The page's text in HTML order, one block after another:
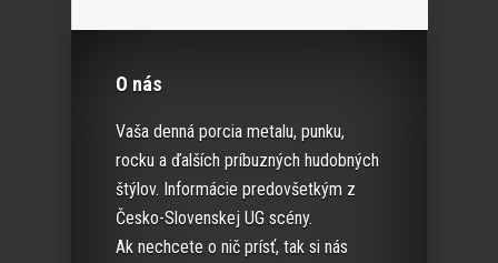
O nás
Vaša denná porcia metalu, punku,
rocku a ďalších príbuzných hudobných
štýlov. Informácie predovšetkým z
Česko-Slovenskej UG scény.
Ak nechcete o nič prísť, tak si nás